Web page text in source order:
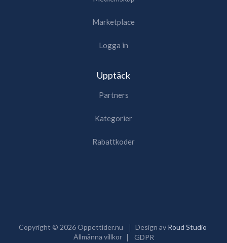
Marketplace
Logga in
Upptäck
Partners
Kategorier
Rabattkoder
Copyright © 2026Öppettider.nu Design av Roud Studio
Allmänna villkor
GDPR